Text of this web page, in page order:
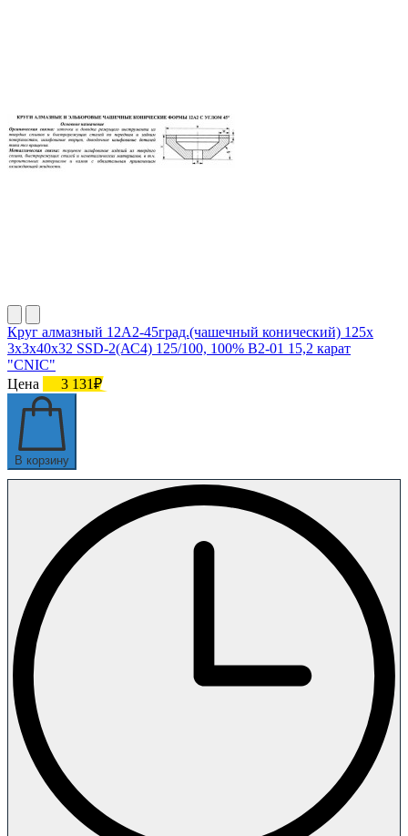
Круг алмазный 12А2-45град.(чашечный конический) 125х
3х3х40х32 SSD-2(АС4) 125/100, 100% В2-01 15,2 карат
"CNIC"
Цена
3 131₽
В корзину